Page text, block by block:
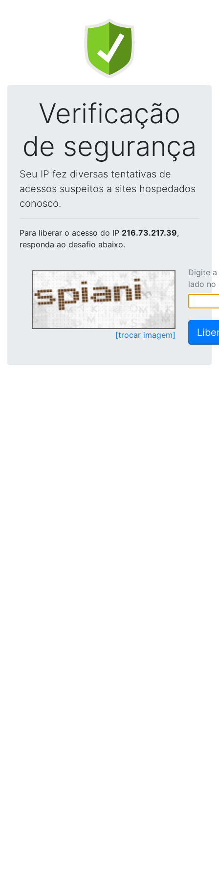
Verificação
de segurança
Seu IP fez diversas tentativas de
acessos suspeitos a sites hospedados
conosco.
Para liberar o acesso do IP 216.73.217.39,
responda ao desafio abaixo.
[trocar imagem]
Digite
lado no